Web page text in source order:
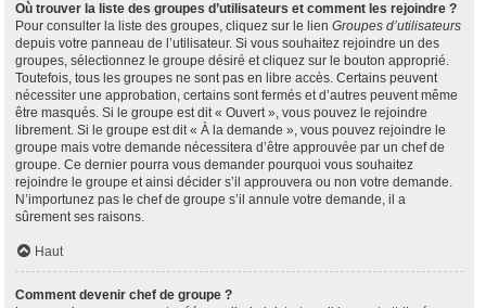
Où trouver la liste des groupes d’utilisateurs et comment les rejoindre ?
Pour consulter la liste des groupes, cliquez sur le lien Groupes d’utilisateurs
depuis votre panneau de l’utilisateur. Si vous souhaitez rejoindre un des
groupes, sélectionnez le groupe désiré et cliquez sur le bouton approprié.
Toutefois, tous les groupes ne sont pas en libre accès. Certains peuvent
nécessiter une approbation, certains sont fermés et d’autres peuvent même
être masqués. Si le groupe est dit « Ouvert », vous pouvez le rejoindre
librement. Si le groupe est dit « À la demande », vous pouvez rejoindre le
groupe mais votre demande nécessitera d’être approuvée par un chef de
groupe. Ce dernier pourra vous demander pourquoi vous souhaitez
rejoindre le groupe et ainsi décider s’il approuvera ou non votre demande.
N’importunez pas le chef de groupe s’il annule votre demande, il a
sûrement ses raisons.
Haut
Comment devenir chef de groupe ?